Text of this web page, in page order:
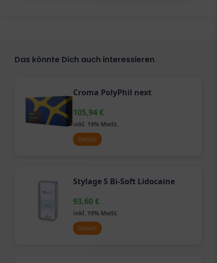
Das könnte Dich auch interessieren
Croma PolyPhil next
105,94€
inkl. 19% MwSt.
Details
Stylage S Bi-Soft Lidocaine
93,60€
inkl. 19% MwSt.
Details